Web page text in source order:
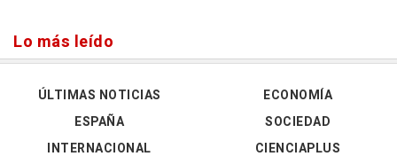
Lo más leído
ÚLTIMAS NOTICIAS
ESPAÑA
INTERNACIONAL
ECONOMÍA
SOCIEDAD
CIENCIAPLUS